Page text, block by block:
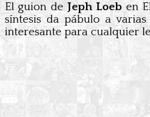
El guion de Jeph Loeb en
síntesis da pábulo a
interesante para cualquier